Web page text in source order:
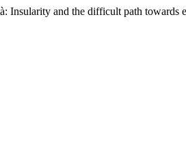
Insularity and the difficult path towards